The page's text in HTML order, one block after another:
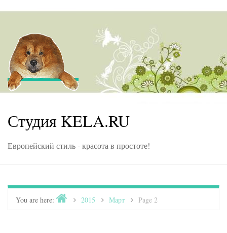
Студия KELA.RU
Европейский стиль - красота в простоте!
You are here: Home2015 Март Page 2